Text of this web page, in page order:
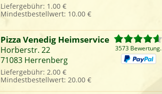
sofort
für
Liefergebühr: 1.00 €
Mindestbestellwert: 10.00 €
Pizza Venedig Heimservice
Horberstr. 22
71083 Herrenberg
Liefergebühr: 2.00 €
Mindestbestellwert: 20.00 €
3573 Bewertung.